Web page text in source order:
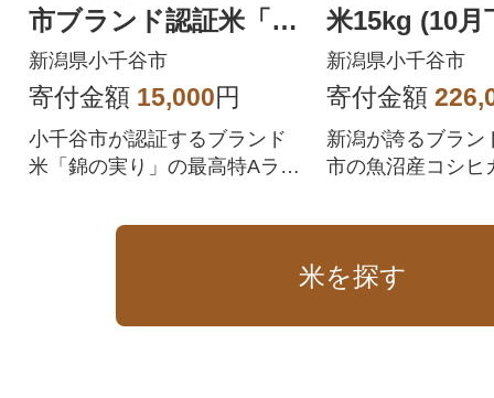
市ブランド認証米「錦
の実り」特Aランク
新潟県小千谷市
寄付金額 15,000円
小千谷市が認証するブランド
米「錦の実り」の最高特Aラン
米15kg (10月
発送)全4回
新潟県小千谷市
寄付金額
新潟が誇るブラン
市の魚沼産コシヒ
米を探す